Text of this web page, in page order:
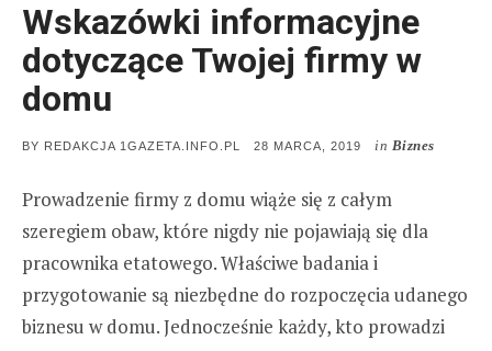
Wskazówki informacyjne
dotyczące Twojej firmy w
domu
BY REDAKCJA 1GAZETA.INFO.PL
POSTED
28 MARCA, 2019 in Biznes
Prowadzenie firmy z domu wiąże się z całym
szeregiem obaw, które nigdy nie pojawiają się dla
pracownika etatowego. Właściwe badania i
przygotowanie są niezbędne do rozpoczęcia udanego
biznesu w domu. Jednocześnie każdy, kto prowadzi